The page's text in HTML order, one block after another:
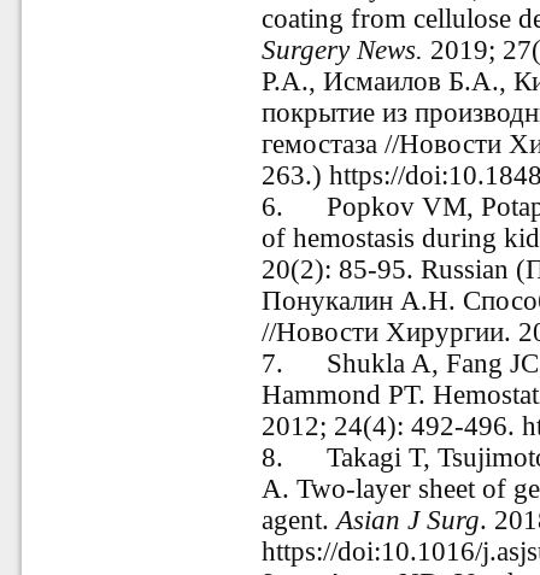
coating from cellulose
SurgeryNews. 2019;
Р.А., Исмаилов Б.А.,
покрытие из
гемостаза //Новости
263.) https://
6.
Popkov VM,
of hemostasis during
20(2): 85-95. Russian
Понукалин А.Н.
//Новости Хирургии.
7.
Shukla A, Fang
Hammond PT.
2012; 24(4): 492-496.
8.
Takagi T,
A. Two-layer sheet of
agent.Asian J Surg.
https://doi:10.1016/